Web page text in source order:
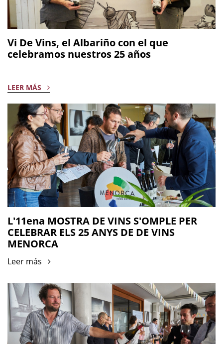
Vi De Vins, el Albariño con el que
celebramos nuestros 25 años
LEER MÁS
L'11ena MOSTRA DE VINS S'OMPLE PER
CELEBRAR ELS 25 ANYS DE DE VINS
MENORCA
Leer más